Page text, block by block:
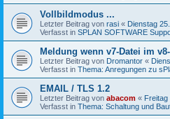
Vollbildmodus ...
Letzter Beitrag von rasi « Dienstag
Verfasst in SPLAN SOFTWARE
Meldung wenn v7-Datei im
Letzter Beitrag von Dromantor «
Verfasst in Thema: Anregungen zu
EMAIL / TLS 1.2
Letzter Beitrag von abacom « Freitag
Verfasst in Thema: Schaltung und